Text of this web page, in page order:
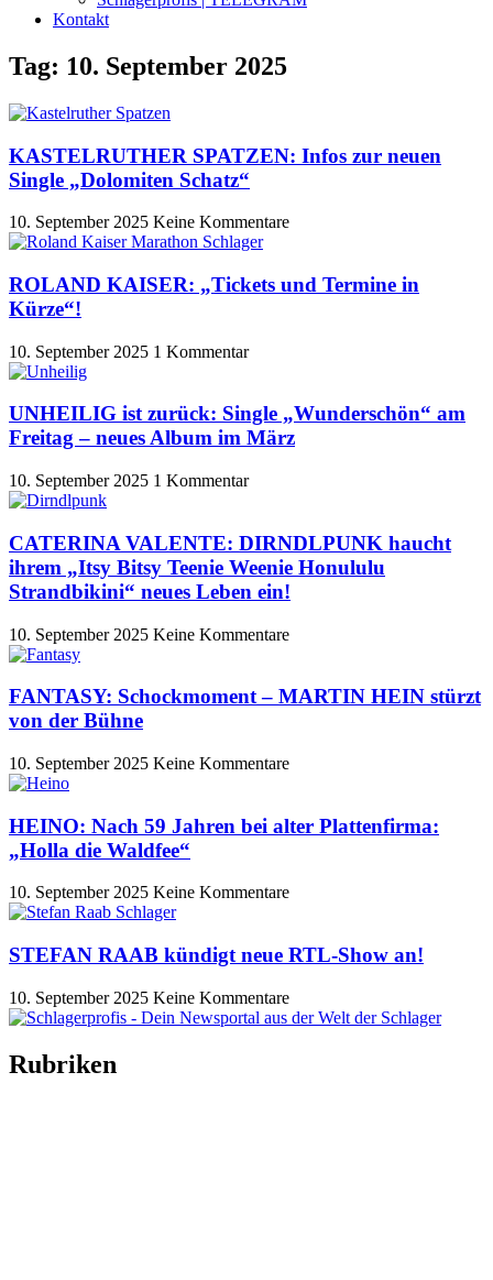
Kontakt
Tag: 10. September 2025
KASTELRUTHER SPATZEN: Infos zur neuen
Single „Dolomiten Schatz“
10. September 2025 Keine Kommentare
ROLAND KAISER: „Tickets und Termine in
Kürze“!
10. September 2025 1 Kommentar
UNHEILIG ist zurück: Single „Wunderschön“ am
Freitag – neues Album im März
10. September 2025 1 Kommentar
CATERINA VALENTE: DIRNDLPUNK haucht
ihrem „Itsy Bitsy Teenie Weenie Honululu
Strandbikini“ neues Leben ein!
10. September 2025 Keine Kommentare
FANTASY: Schockmoment – MARTIN HEIN stürzt
von der Bühne
10. September 2025 Keine Kommentare
HEINO: Nach 59 Jahren bei alter Plattenfirma:
„Holla die Waldfee“
10. September 2025 Keine Kommentare
STEFAN RAAB kündigt neue RTL-Show an!
10. September 2025 Keine Kommentare
Rubriken